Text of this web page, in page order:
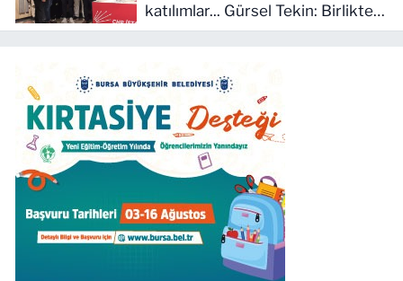
katılımlar... Gürsel Tekin: Birlikte
başaracağız